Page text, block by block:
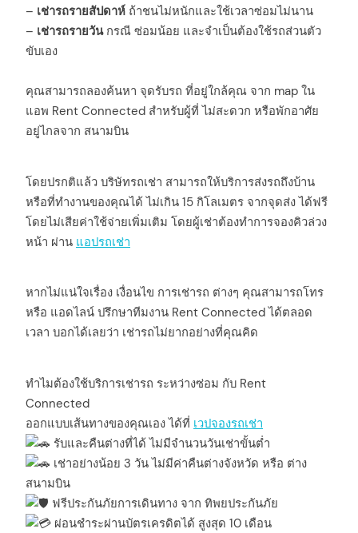
– เช่ารถรายสัปดาห์ ถ้าชนไม่หนักและใช้เวลาซ่อมไม่นาน
– เช่ารถรายวันกรณี ซ่อมน้อย และจำเป็นต้องใช้รถส่วนตัว
ขับเอง
คุณสามารถลองค้นหา จุดรับรถ ที่อยู่ใกล้คุณ จาก map ใน
แอพ Rent Connected สำหรับผู้ที่ ไม่สะดวก หรือพักอาศัย
อยู่ไกลจาก สนามบิน
โดยปรกติแล้ว บริษัทรถเช่า สามารถให้บริการส่งรถถึงบ้าน
หรือที่ทำงานของคุณได้ ไม่เกิน 15 กิโลเมตร จากจุดส่ง ได้ฟรี
โดยไม่เสียค่าใช้จ่ายเพิ่มเติม โดยผู้เช่าต้องทำการจองคิวล่วง
หน้า ผ่าน แอปรถเช่า
หากไม่แน่ใจเรื่อง เงื่อนไข การเช่ารถ ต่างๆ คุณสามารถโทร
หรือ แอดไลน์ ปรึกษาทีมงาน Rent Connected ได้ตลอด
เวลา บอกได้เลยว่า เช่ารถไม่ยากอย่างที่คุณคิด
ทำไมต้องใช้บริการเช่ารถ ระหว่างซ่อม กับ Rent
Connected
ออกแบบเส้นทางของคุณเอง ได้ที่ เวปจองรถเช่า
รับและคืนต่างที่ได้ ไม่มีจำนวนวันเช่าขั้นต่ำ
เช่าอย่างน้อย 3 วัน ไม่มีค่าคืนต่างจังหวัด หรือ ต่าง
สนามบิน
ฟรีประกันภัยการเดินทาง จาก ทิพยประกันภัย
ผ่อนชำระผ่านบัตรเครดิตได้ สูงสุด 10 เดือน